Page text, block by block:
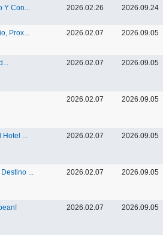
Y Con... 2026.02.26 2026.09.24
Prox... 2026.02.07 2026.09.05
2026.02.07 2026.09.05
2026.02.07 2026.09.05
Hotel ... 2026.02.07 2026.09.05
... 2026.02.07 2026.09.05
2026.02.07 2026.09.05